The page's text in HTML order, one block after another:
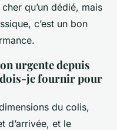
qu’un dédié, mais
c’est un bon
urgente depuis
je fournir pour
du colis,
d’arrivée, et le